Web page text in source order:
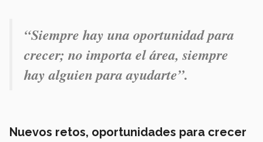
“Siempre hay una oportunidad para
crecer; no importa el área, siempre
hay alguien para ayudarte”.
Nuevos retos, oportunidades para crecer